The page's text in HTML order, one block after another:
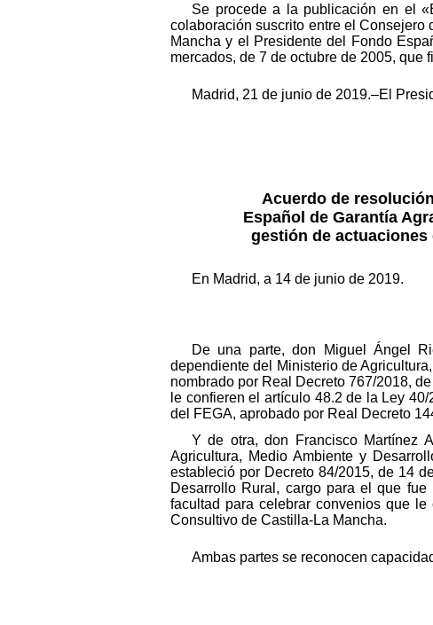
Se procede a la publicación en el
colaboración suscrito entre el Consejero
Mancha y el Presidente del Fondo
mercados, de 7 de octubre de 2005, que
Madrid, 21 de junio de 2019.–El
Acuerdo de
Español de Garantía
gestión de
En Madrid, a 14 de junio de 2019.
De una parte, don Miguel Ángel
dependiente del Ministerio de
nombrado por Real Decreto 767/2018,
le confieren el artículo 48.2 de la Ley
del FEGA, aprobado por Real Decreto
Y de otra, don Francisco Martínez
Agricultura, Medio Ambiente y
estableció por Decreto 84/2015, de 14
Desarrollo Rural, cargo para el que
facultad para celebrar convenios que
Consultivo de Castilla-La Mancha.
Ambas partes se reconocen